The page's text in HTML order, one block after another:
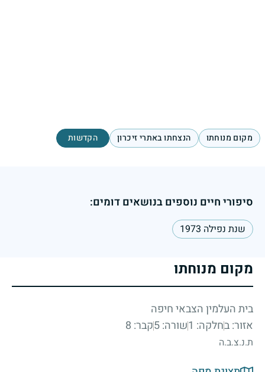
מקום מנוחתו הנצחתו באתרי זיכרון הקדשות
סיפורי חיים נוספים בנושאים דומים:
שנת נפילה 1973
מקום מנוחתו
בית העלמין הצבאי חיפה
אזור: בחלקה: 1 שורה: 5 קבר: 8
ת.נ.צ.ב.ה